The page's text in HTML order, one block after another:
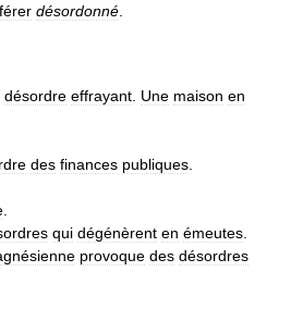
désordonné
désordre effrayant Une maison en
des finances publiques
qui dégénèrent en émeutes
provoque des désordres